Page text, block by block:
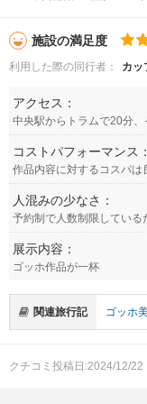
施設の満足度
利用した際の同行者： カッ
アクセス：
中央駅からトラムで20分
コストパフォーマンス：
作品内容に対するコスパは
人混みの少なさ：
予約制で人数制限している
展示内容：
ゴッホ作品が一杯
関連旅行記 ゴッホ
クチコミ投稿日:2024/12/22